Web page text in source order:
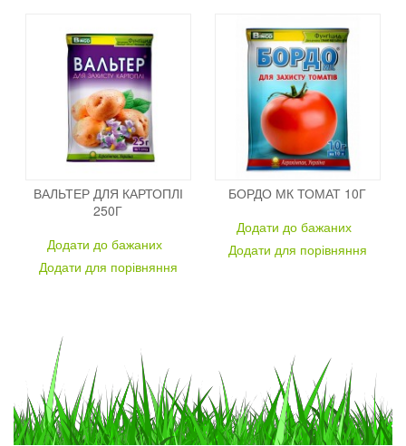
ВАЛЬТЕР ДЛЯ КАРТОПЛІ
250Г
Додати до бажаних
Додати для порівняння
БОРДО МК ТОМАТ 10Г
Додати до бажаних
Додати для порівняння